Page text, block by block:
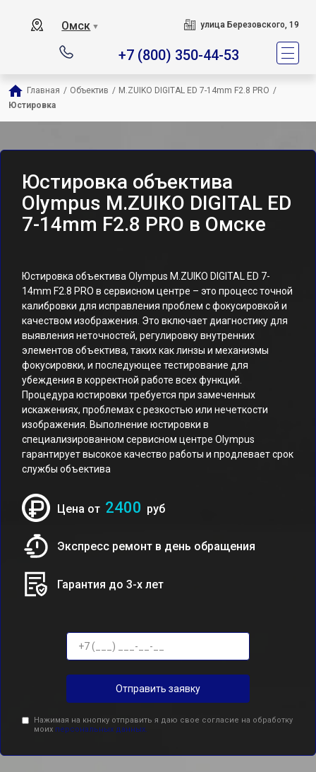
Омск ▼ улица Березовского, 19
+7 (800) 350-44-53
Главная / Объектив / M.ZUIKO DIGITAL ED 7-14mm F2.8 PRO /
Юстировка
Юстировка объектива
Olympus M.ZUIKO DIGITAL ED
7-14mm F2.8 PRO в Омске
Юстировка объектива Olympus M.ZUIKO DIGITAL ED 7-
14mm F2.8 PRO в сервисном центре – это процесс точной
калибровки для исправления проблем с фокусировкой и
качеством изображения. Это включает диагностику для
выявления неточностей, регулировку внутренних
элементов объектива, таких как линзы и механизмы
фокусировки, и последующее тестирование для
убеждения в корректной работе всех функций.
Процедура юстировки требуется при замеченных
искажениях, проблемах с резкостью или нечеткости
изображения. Выполнение юстировки в
специализированном сервисном центре Olympus
гарантирует высокое качество работы и продлевает срок
службы объектива
Цена от 2400 руб
Экспресс ремонт в день обращения
Гарантия до 3-х лет
Отправить заявку
Нажимая на кнопку отправить я даю свое согласие на обработку
моих персональных данных.